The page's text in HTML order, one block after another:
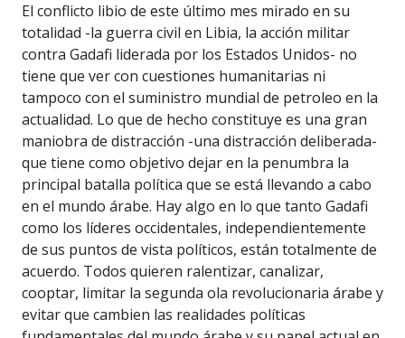
El conflicto libio de este último mes mirado en su
totalidad -la guerra civil en Libia, la acción militar
contra Gadafi liderada por los Estados Unidos- no
tiene que ver con cuestiones humanitarias ni
tampoco con el suministro mundial de petroleo en la
actualidad. Lo que de hecho constituye es una gran
maniobra de distracción -una distracción deliberada-
que tiene como objetivo dejar en la penumbra la
principal batalla política que se está llevando a cabo
en el mundo árabe. Hay algo en lo que tanto Gadafi
como los líderes occidentales, independientemente
de sus puntos de vista políticos, están totalmente de
acuerdo. Todos quieren ralentizar, canalizar,
cooptar, limitar la segunda ola revolucionaria árabe y
evitar que cambien las realidades políticas